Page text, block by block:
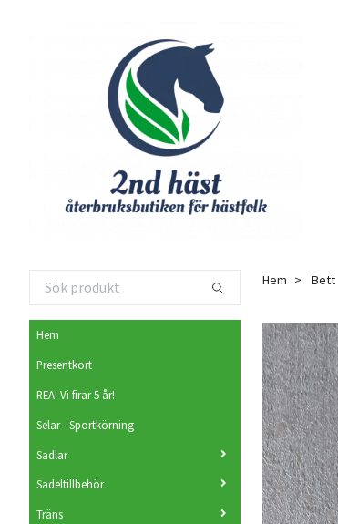
Hem
Presentkort
REA! Vi firar 5 år!
Selar - Sportkörning
Sadlar
Sadeltillbehör
Träns
Hem Bett